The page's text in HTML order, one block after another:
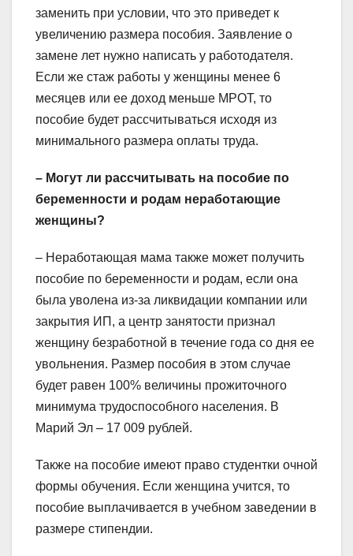
заменить при условии, что это приведет к
увеличению размера пособия. Заявление о
замене лет нужно написать у работодателя.
Если же стаж работы у женщины менее 6
месяцев или ее доход меньше МРОТ, то
пособие будет рассчитываться исходя из
минимального размера оплаты труда.
– Могут ли рассчитывать на пособие по
беременности и родам неработающие
женщины?
– Неработающая мама также может получить
пособие по беременности и родам, если она
была уволена из-за ликвидации компании или
закрытия ИП, а центр занятости признал
женщину безработной в течение года со дня ее
увольнения. Размер пособия в этом случае
будет равен 100% величины прожиточного
минимума трудоспособного населения. В
Марий Эл – 17 009 рублей.
Также на пособие имеют право студентки очной
формы обучения. Если женщина учится, то
пособие выплачивается в учебном заведении в
размере стипендии.